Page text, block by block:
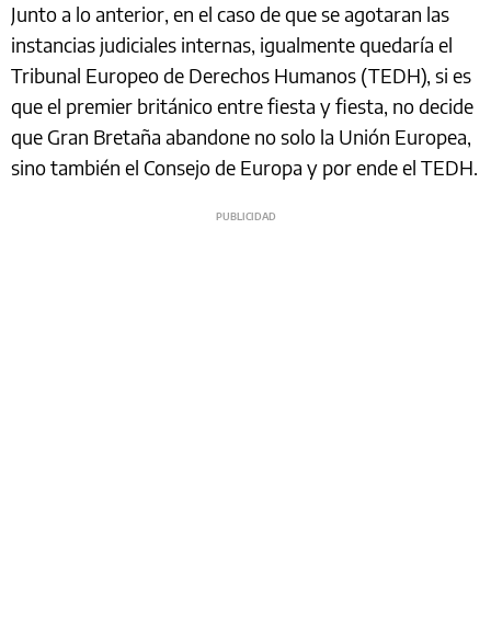
Junto a lo anterior, en el caso de que se agotaran las
instancias judiciales internas, igualmente quedaría el
Tribunal Europeo de Derechos Humanos (TEDH), si es
que el premier británico entre fiesta y fiesta, no decide
que Gran Bretaña abandone no solo la Unión Europea,
sino también el Consejo de Europa y por ende el TEDH.